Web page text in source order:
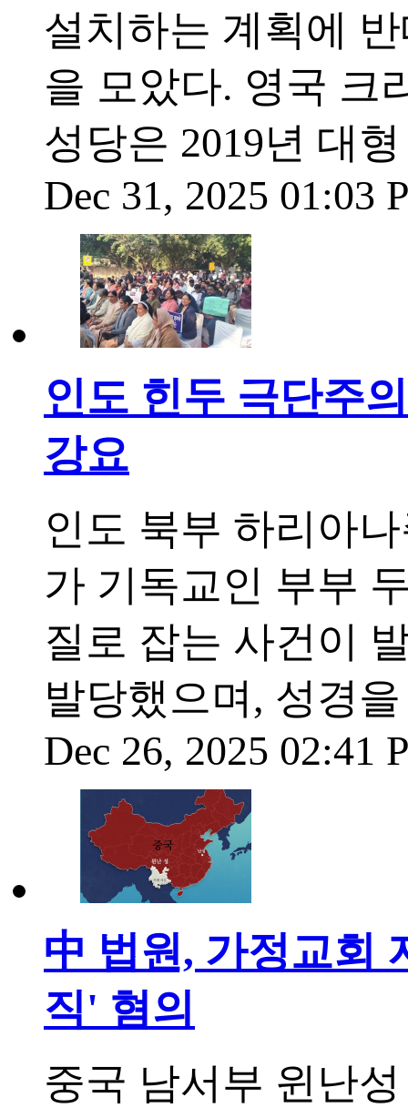
설치하는 계획에
을 모았다. 영국 크
성당은 2019년 대
Dec 31, 2025 01:03
인도 힌두 극단주
강요
인도 북부 하리아
가 기독교인 부부
질로 잡는 사건이
발당했으며, 성경
Dec 26, 2025 02:41
中 법원, 가정교회
직' 혐의
중국 남서부 윈난